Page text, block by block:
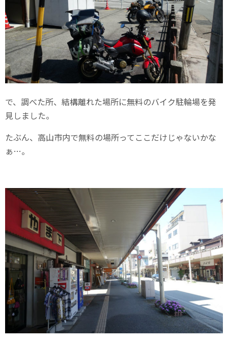
で、調べた所、結構離れた場所に無料のバイク駐輪場を発
見しました。
たぶん、高山市内で無料の場所ってここだけじゃないかな
ぁ…。